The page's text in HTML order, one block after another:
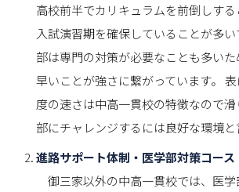
高校前半でカリキュラムを前倒しす
入試演習期を確保していることが多
部は専門の対策が必要なことも多い
早いことが強さに繋がっています。
度の速さは中高一貫校の特徴なので
部にチャレンジするには良好な環境と
進路サポート体制・医学部対策コース
御三家以外の中高一貫校では、医